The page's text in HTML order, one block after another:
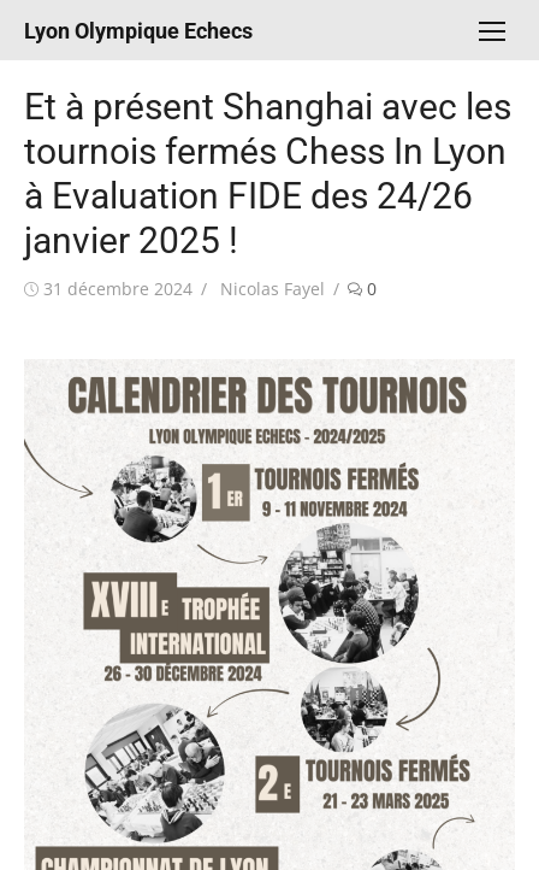
Lyon Olympique Echecs
Et à présent Shanghai avec les
tournois fermés Chess In Lyon
à Evaluation FIDE des 24/26
janvier 2025 !
Publié
31 décembre 2024 Auteur/autrice
Nicolas Fayel 0